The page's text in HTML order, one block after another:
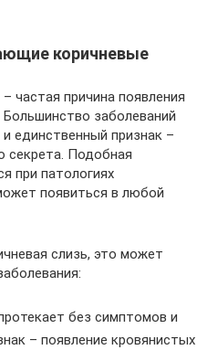
коричневые
частая причина появления
заболеваний
единственный признак –
секрета. Подобная
при патологиях
появиться в любой
слизь, это может
без симптомов и
– появление кровянистых